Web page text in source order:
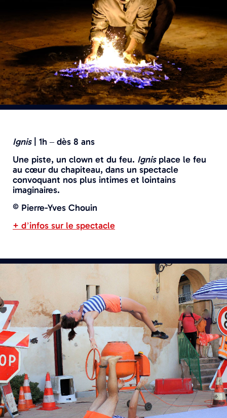
Ignis
| 1h – dès 8 ans
Une piste, un clown et du feu. Ignisplace le feu
au cœur du chapiteau, dans un spectacle
convoquant nos plus intimes et lointains
imaginaires.
© Pierre-Yves Chouin
+ d’infos sur le spectacle